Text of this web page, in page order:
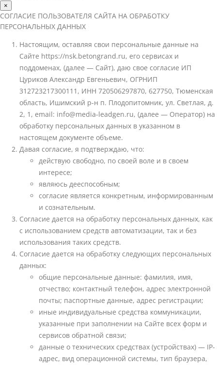
×
СОГЛАСИЕ ПОЛЬЗОВАТЕЛЯ САЙТА НА ОБРАБОТКУ
ПЕРСОНАЛЬНЫХ ДАННЫХ
Настоящим, оставляя свои персональные данные на
Сайте https://nsk.betongrand.ru, его сервисах и
поддоменах, (далее — Сайт), даю свое согласие ИП
Цуриков Александр Евгеньевич, ОГРНИП
312723217300111, ИНН 720506297870, 627750, Тюменская
область, Ишимский р-н п. Плодопитомник, ул. Светлая, д.
2, 1, email: info@media-leadgen.ru, (далее — Оператор) на
обработку персональных данных в указанном в
настоящем документе объеме.
Давая согласие, я подтверждаю, что:
действую свободно, по своей воле и в своем
интересе;
являюсь дееспособным;
согласие является конкретным, информированным
и сознательным.
Согласие дается на обработку персональных данных, как
с использованием средств автоматизации, так и без
использования таких средств.
Согласие дается на обработку следующих персональных
данных:
общие персональные данные: фамилия, имя,
отчество; контактный телефон, адрес электронной
почты; паспортные данные, адрес регистрации;
иные индивидуальные средства коммуникации,
указанные при заполнении на Сайте всех форм и
сервисов обратной связи;
данные о технических средствах (устройствах) — IP-
адрес, вид операционной системы, тип браузера,